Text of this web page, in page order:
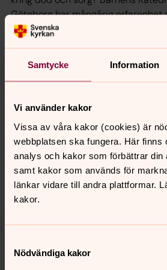
Samtycke Information
Vi använder kakor
Vissa av våra kakor (cookies) är
webbplatsen ska fungera. Här finns
analys och kakor som förbättrar din
samt kakor som används för
länkar vidare till andra plattformar.
kakor.
Nödvändiga kakor
Göteborg har mångårig erfarenhet
kring existentiella frågor. Träffa
Lilla livsrummet och utforska hur
berättelser. Under en timme får du
övningar som barnen och få
verksamhet.
Program Lilla
Utöver nedanstående program,
Lilla livsrummet under
Torsdag den 24 september
8.30–12.30 Får man leka med
förskolegrupper (anmälan se ovan)